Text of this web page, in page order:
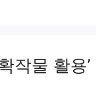
작물 활용